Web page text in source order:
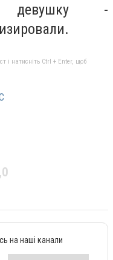
-
і натисніть Ctrl + Enter, щоб
на наші канали